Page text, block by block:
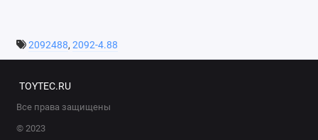
2092488, 2092-4.88
TOYTEC.RU
Все права защищены
© 2023